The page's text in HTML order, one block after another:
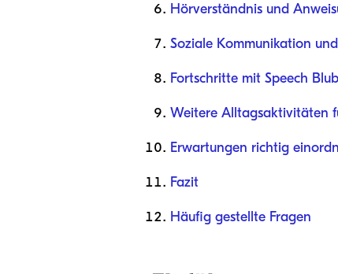
Hörverständnis und
Soziale Kommunikation
Fortschritte mit Speech
Weitere Alltagsaktivitäten
Erwartungen richtig
Fazit
Häufig gestellte Fragen